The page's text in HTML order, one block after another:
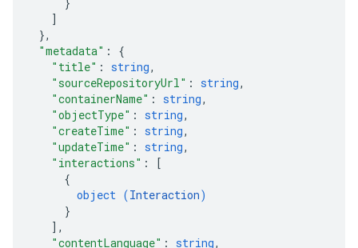
]
},
"metadata" : {
"title" : string,
"sourceRepositoryUrl" : string,
"containerName" : string,
"objectType" : string,
"createTime" : string,
"updateTime" : string,
"interactions" :
[
{
object (Interaction)
}
] ,
"contentLanguage" : string,